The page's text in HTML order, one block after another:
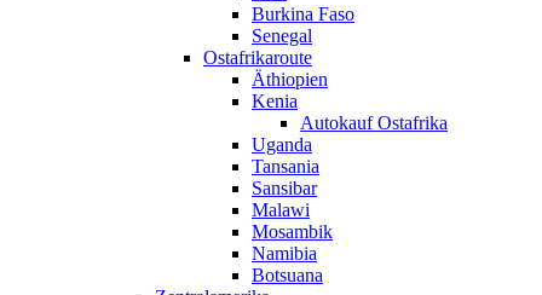
Burkina Faso
Senegal
Ostafrikaroute
Äthiopien
Kenia
Autokauf Ostafrika
Uganda
Tansania
Sansibar
Malawi
Mosambik
Namibia
Botsuana